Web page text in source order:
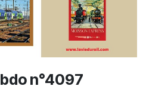
n°4097